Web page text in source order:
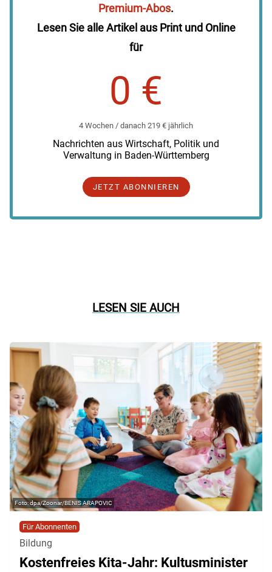
Premium-Abos.
Lesen Sie alle Artikel aus Print und Online
für
0 €
4 Wochen / danach 219 € jährlich
Nachrichten aus Wirtschaft, Politik und
Verwaltung in Baden-Württemberg
JETZT ABONNIEREN
LESEN SIE AUCH
dpa/Zoonar/BENIS ARAPOVIC
Für Abonnenten
Bildung
Kostenfreies Kita-Jahr: Kultusminister